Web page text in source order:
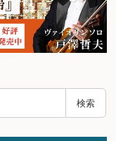
検索